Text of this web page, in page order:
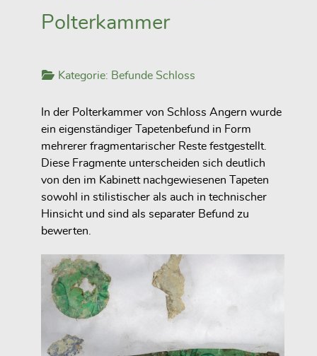
Polterkammer
Kategorie: Befunde Schloss
In der Polterkammer von Schloss Angern wurde
ein eigenständiger Tapetenbefund in Form
mehrerer fragmentarischer Reste festgestellt.
Diese Fragmente unterscheiden sich deutlich
von den im Kabinett nachgewiesenen Tapeten
sowohl in stilistischer als auch in technischer
Hinsicht und sind als separater Befund zu
bewerten.